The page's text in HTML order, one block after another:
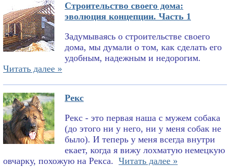
Строительство своего дома:
эволюция концепции. Часть 1
Задумываясь о строительстве своего
дома, мы думали о том, как сделать его
удобным, надежным и недорогим.
Читать далее »
Рекс
Рекс - это первая наша с мужем собака
(до этого ни у него, ни у меня собак не
было). И теперь у меня всегда внутри
екает, когда я вижу лохматую немецкую
овчарку, похожую на Рекса. Читать далее »